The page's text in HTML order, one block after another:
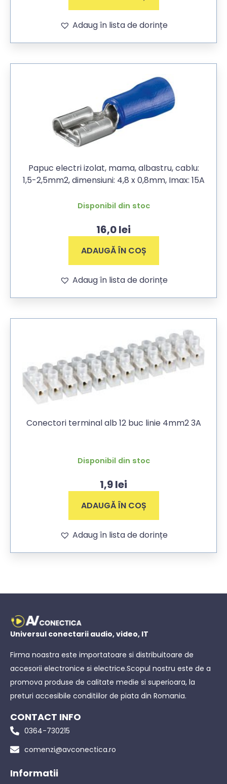
Adaug în lista de dorințe
Papuc electri izolat, mama, albastru, cablu:
1,5-2,5mm2, dimensiuni: 4,8 x 0,8mm, Imax: 15A
Disponibil din stoc
16,0lei
ADAUGĂ ÎN COȘ
Adaug în lista de dorințe
Conectori terminal alb 12 buc linie 4mm2 3A
Disponibil din stoc
1,9lei
ADAUGĂ ÎN COȘ
Adaug în lista de dorințe
Universul conectarii audio, video, IT
Firma noastra este importatoare si distribuitoare de
accesorii electronice si electrice.Scopul nostru este de a
promova produse de calitate medie si superioara, la
preturi accesibile conditiilor de piata din Romania.
CONTACT INFO
0364-730215
comenzi@avconectica.ro
Informatii